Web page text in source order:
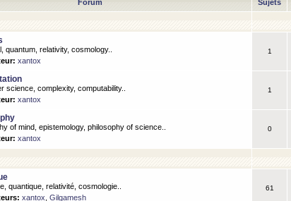
Forum Sujets
quantum, relativity, cosmology..
xantox
1
science, complexity, computability..
xantox
1
of mind, epistemology, philosophy of science..
xantox
0
quantique, relativité, cosmologie..
xantox Gilgamesh
61